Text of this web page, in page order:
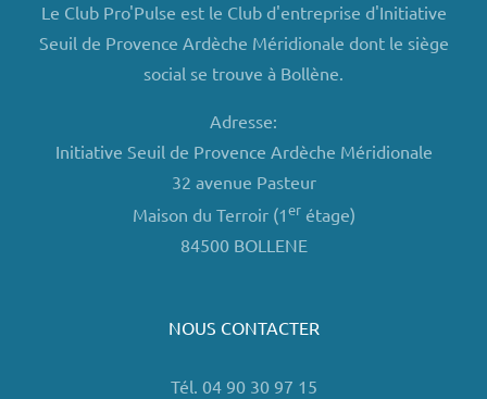
Le Club Pro'Pulse est le Club d'entreprise d'Initiative
Seuil de Provence Ardèche Méridionale dont le siège
social se trouve à Bollène.
Adresse:
Initiative Seuil de Provence Ardèche Méridionale
32 avenue Pasteur
Maison du Terroir (1erétage)
84500 BOLLENE
NOUS CONTACTER
Tél. 04 90 30 97 15